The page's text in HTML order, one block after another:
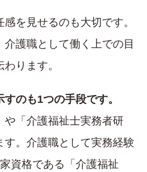
を見せるのも大切です。
護職として働く上での目
ります。
のも1つの手段です。
や「介護福祉士実務者研
。介護職として実務経験
資格である「介護福祉